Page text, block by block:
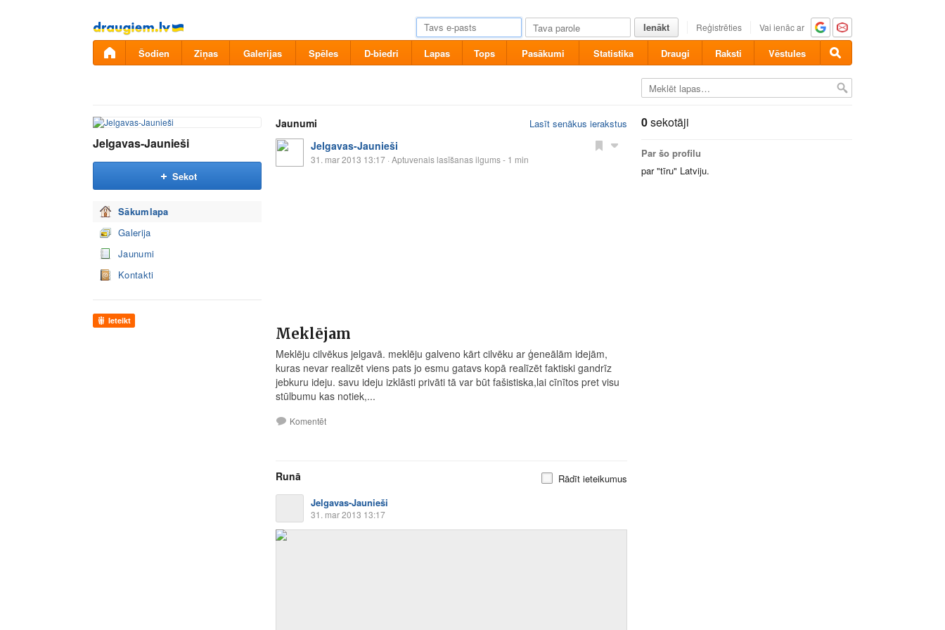
Pāriet
uz
saturu
Ienākt Reģistrēties Vai ienāc ar
Šodien Ziņas Galerijas Spēles D-biedri Lapas Tops Pasākumi Statistika Draugi Raksti Vēstules
Jelgavas-Jaunieši
Sekot
Sākumlapa
Galerija
Jaunumi
Kontakti
Ieteikt
Jaunumi Lasīt senākus ierakstus
Jelgavas-Jaunieši
31. mar 2013 13:17 · Aptuvenais lasīšanas ilgums - 1 min
Meklējam
Meklēju cilvēkus jelgavā. meklēju galveno kārt cilvēku ar ģeneālām idejām,
kuras nevar realizēt viens pats jo esmu gatavs kopā realīzēt faktiski gandrīz
jebkuru ideju. savu ideju izklāsti privāti tā var būt fašistiska,lai cīnītos pret visu
stūlbumu kas notiek,...
Komentēt
Runā
Rādīt ieteikumus
Jelgavas-Jaunieši
31. mar 2013 13:17
0sekotāji
Par šo profilu
par "tīru" Latviju.